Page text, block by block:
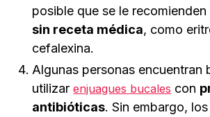
posible que se le recomienden
sin receta médica, como
cefalexina.
Algunas personas encuentran
utilizarenjuagues bucales con
antibióticas. Sin embargo,